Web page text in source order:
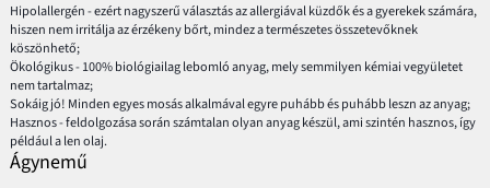
Hipolallergén - ezért nagyszerű választás az allergiával küzdők és a gyerekek számára,
hiszen nem irritálja az érzékeny bőrt, mindez a természetes összetevőknek
köszönhető;
Ökológikus - 100% biológiailag lebomló anyag, mely semmilyen kémiai vegyületet
nem tartalmaz;
Sokáig jó! Minden egyes mosás alkalmával egyre puhább és puhább leszn az anyag;
Hasznos - feldolgozása során számtalan olyan anyag készül, ami szintén hasznos, így
például a len olaj.
Ágynemű